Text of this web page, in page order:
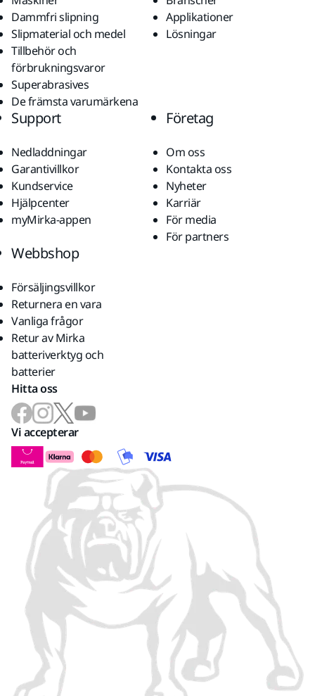
Dammfri slipning
Slipmaterial och medel
Tillbehör och
förbrukningsvaror
Superabrasives
De främsta varumärkena
Applikationer
Lösningar
Support
Nedladdningar
Garantivillkor
Kundservice
Hjälpcenter
myMirka-appen
Företag
Om oss
Kontakta oss
Nyheter
Karriär
För media
För partners
Webbshop
Försäljingsvillkor
Returnera en vara
Vanliga frågor
Retur av Mirka
batteriverktyg och
batterier
Hitta oss
Vi accepterar